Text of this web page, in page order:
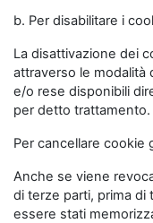
b. Per disabilitare i
La disattivazione dei
attraverso le modalità
e/o rese disponibili
per detto trattamento.
Per cancellare cookie
Anche se viene
di terze parti, prima di
essere stati